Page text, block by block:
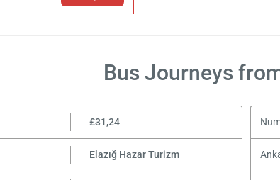
Bus Journeys
£‎31,24
Elazığ Hazar Turizm